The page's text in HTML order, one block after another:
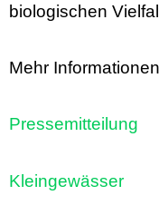
biologischen
Mehr
Pressemitteilung
Kleingewässer